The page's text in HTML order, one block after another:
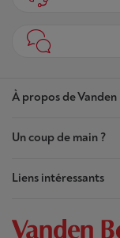
À propos de
Nos magasins
Contrat de
Plan du site
Un coup de main ?
Mes commandes
Liens intéressants
Outlet